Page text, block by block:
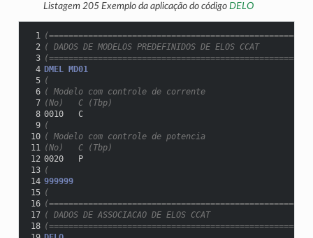
Listagem 205 Exemplo da aplicação do código DELO
1
2 ( DADOS DE MODELOS PREDEFINIDOS DE ELOS CCAT
3
4 DMEL MD01
5 (
6 ( Modelo com controle de corrente
7 (No)   C (Tbp)
8 0010   C
9 (
10 ( Modelo com controle de potencia
11 (No)   C (Tbp)
12 0020   P
13 (
14 999999
15 (
16
17 ( DADOS DE ASSOCIACAO DE ELOS CCAT
18